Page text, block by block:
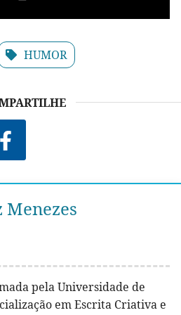
HUMOR
pela Universidade de
em Escrita Criativa e